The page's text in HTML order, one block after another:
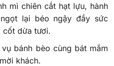
mì chiên cắt hạt lựu, hành
lại béo ngậy đầy sức
cốt dừa tươi.
bánh bèo cùng bát mắm
khách.